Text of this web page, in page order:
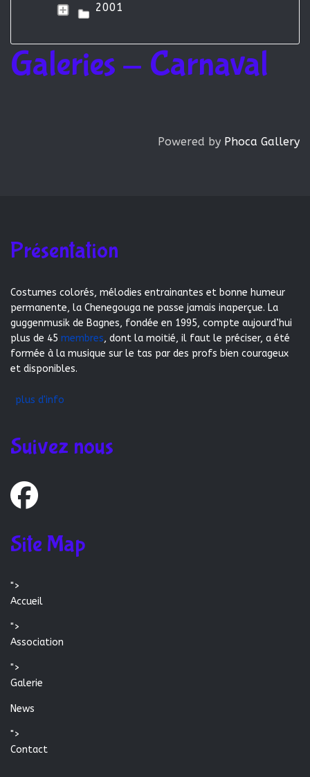
2001
Galeries - Carnaval
Powered by Phoca Gallery
Présentation
Costumes colorés, mélodies entrainantes et bonne humeur
permanente, la Chenegouga ne passe jamais inaperçue. La
guggenmusik de Bagnes, fondée en 1995, compte aujourd’hui
plus de 45 membres, dont la moitié, il faut le préciser, a été
formée à la musique sur le tas par des profs bien courageux
et disponibles.
plus d'info
Suivez nous
Site Map
">
Accueil
">
Association
">
Galerie
News
">
Contact